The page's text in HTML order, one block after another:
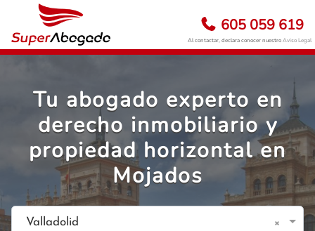
605 059 619
Al contactar, declara conocer nuestroAviso Legal
Tu abogado experto en
derecho inmobiliario y
propiedad horizontal en
Mojados
Valladolid ×